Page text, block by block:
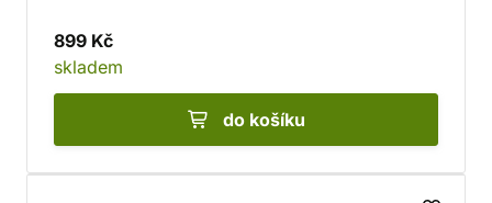
899 Kč
skladem
do košíku